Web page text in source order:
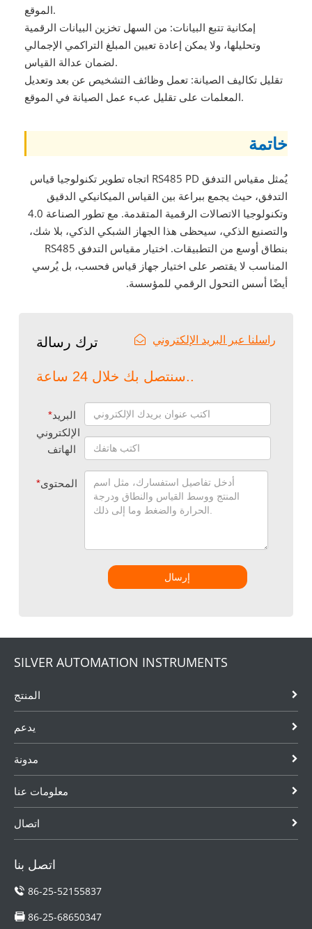
الموقع.
إمكانية تتبع البيانات: من السهل تخزين البيانات الرقمية
وتحليلها، ولا يمكن إعادة تعيين المبلغ التراكمي الإجمالي
لضمان عدالة القياس.
تقليل تكاليف الصيانة: تعمل وظائف التشخيص عن بعد وتعديل
المعلمات على تقليل عبء عمل الصيانة في الموقع.
خاتمة
يُمثل مقياس التدفق RS485 PD اتجاه تطوير تكنولوجيا قياس
التدفق، حيث يجمع ببراعة بين القياس الميكانيكي الدقيق
وتكنولوجيا الاتصالات الرقمية المتقدمة. مع تطور الصناعة 4.0
والتصنيع الذكي، سيحظى هذا الجهاز الشبكي الذكي، بلا شك،
بنطاق أوسع من التطبيقات. اختيار مقياس التدفق RS485
المناسب لا يقتصر على اختيار جهاز قياس فحسب، بل يُرسي
أيضًا أسس التحول الرقمي للمؤسسة.
ترك رسالة راسلنا عبر البريد الإلكتروني
سنتصل بك خلال 24 ساعة..
*البريد
الإلكتروني
الهاتف
*المحتوى
إرسال
SILVER AUTOMATION INSTRUMENTS
المنتج
يدعم
مدونة
معلومات عنا
اتصال
اتصل بنا
86-25-52155837
86-25-68650347